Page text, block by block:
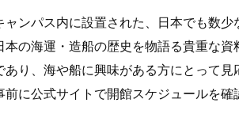
ンパス内に設置された、日本でも数少
の海運・造船の歴史を物語る貴重な資
り、海や船に興味がある方にとって見
に公式サイトで開館スケジュールを確